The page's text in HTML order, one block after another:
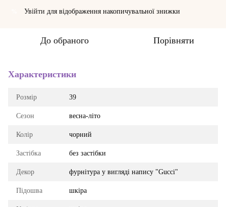
Увійти для відображення накопичувальної знижки
До обраного Порівняти
Характеристики
Розмір 39
Сезон весна-літо
Колір чорний
Застібка без застібки
Декор фурнітура у вигляді напису "Gucci"
Підошва шкіра